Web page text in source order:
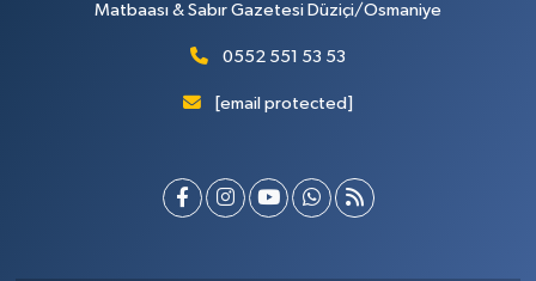
Matbaası & Sabır Gazetesi Düziçi/Osmaniye
0552 551 53 53
[email protected]